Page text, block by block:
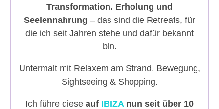
Transformation. Erholung und
Seelennahrung – das sind die Retreats, für
die ich seit Jahren stehe und dafür bekannt
bin.
Untermalt mit Relaxem am Strand, Bewegung,
Sightseeing & Shopping.
​Ich führe diese auf IBIZAnun seit über 10